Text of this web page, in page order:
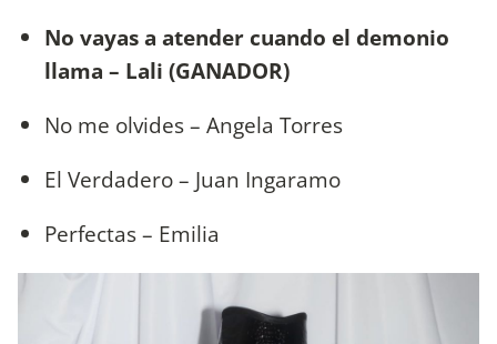
No vayas a atender cuando el demonio
llama – Lali (GANADOR)
No me olvides – Angela Torres
El Verdadero – Juan Ingaramo
Perfectas – Emilia